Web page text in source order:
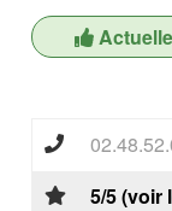
5/5 (voir